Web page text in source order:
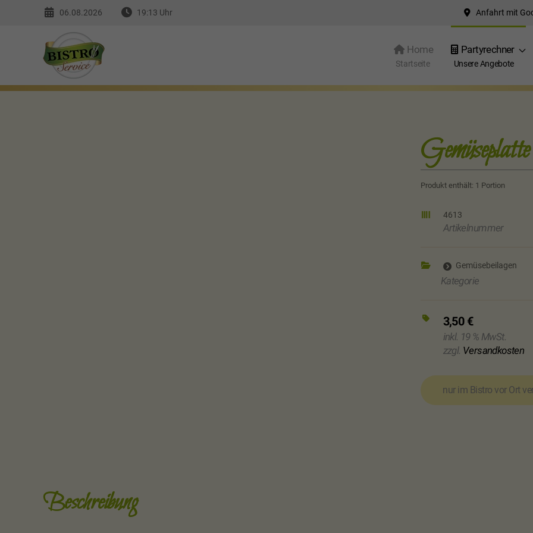
06.08.2026 19:13 Uhr Anfahrt mit
Home
Startseite
Partyrechner
Unsere Angebote
Gemüseplatte
Produkt enthält: 1 Portion
4613
Artikelnummer
Gemüsebeilagen
Kategorie
3,50 €
inkl. 19 % MwSt.
zzgl. Versandkosten
nur im Bistro vor Ort
Beschreibung